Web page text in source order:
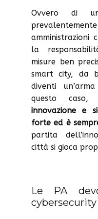
Ovvero di
amministrazioni
la
misure ben
smart city, da
diventi
questo caso,
innovazione e
forte ed è
partita
città si gioca
Le PA
cybersecurity